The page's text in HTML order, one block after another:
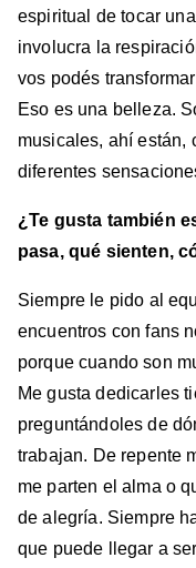
espiritual de tocar
involucra la
vos podés
Eso es una belleza.
musicales, ahí están,
diferentes
¿Te gusta también
pasa, qué sienten,
Siempre le pido al
encuentros con fans
porque cuando son
Me gusta dedicarles
preguntándoles de
trabajan. De repente
me parten el alma o
de alegría. Siempre
que puede llegar a